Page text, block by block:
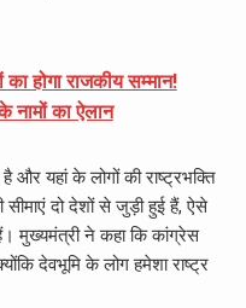
होगा राजकीय सम्मान!
नामों का ऐलान
और यहां के लोगों की राष्ट्रभक्ति
दो देशों से जुड़ी हुई हैं, ऐसे
हैं। मुख्यमंत्री ने कहा कि कांग्रेस
देवभूमि के लोग हमेशा राष्ट्र